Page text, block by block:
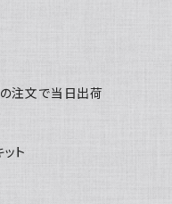
注文で当日出荷
ト